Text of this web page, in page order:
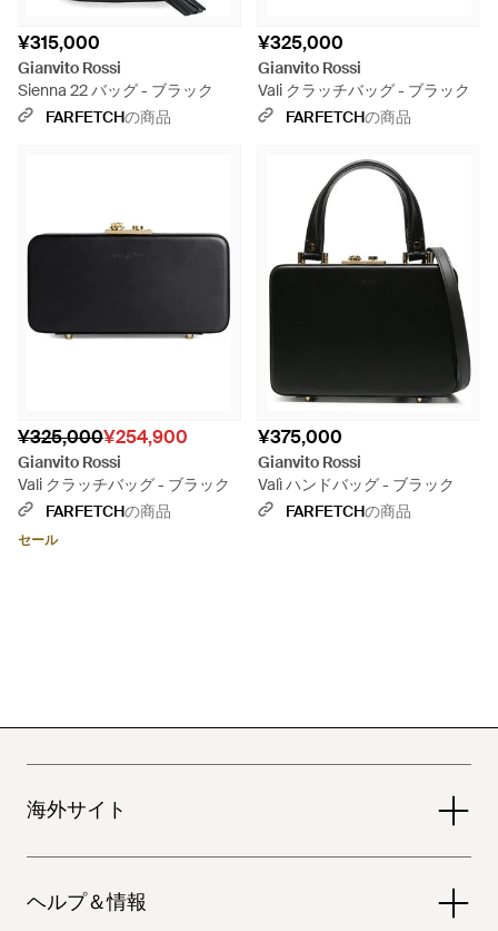
¥315,000
Gianvito Rossi
Sienna 22 バッグ - ブラック
FARFETCHの商品
¥325,000
Gianvito Rossi
Vali クラッチバッグ - ブラック
FARFETCHの商品
¥325,000¥254,900
Gianvito Rossi
Vali クラッチバッグ - ブラック
FARFETCHの商品
セール
¥375,000
Gianvito Rossi
Valì ハンドバッグ - ブラック
FARFETCHの商品
海外サイト
ヘルプ＆情報